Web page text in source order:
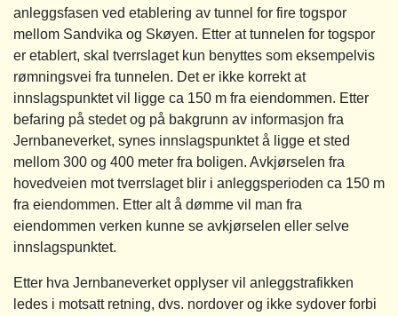
anleggsfasen ved etablering av tunnel for fire togspor
mellom Sandvika og Skøyen. Etter at tunnelen for togspor
er etablert, skal tverrslaget kun benyttes som eksempelvis
rømningsvei fra tunnelen. Det er ikke korrekt at
innslagspunktet vil ligge ca 150 m fra eiendommen. Etter
befaring på stedet og på bakgrunn av informasjon fra
Jernbaneverket, synes innslagspunktet å ligge et sted
mellom 300 og 400 meter fra boligen. Avkjørselen fra
hovedveien mot tverrslaget blir i anleggsperioden ca 150 m
fra eiendommen. Etter alt å dømme vil man fra
eiendommen verken kunne se avkjørselen eller selve
innslagspunktet.
Etter hva Jernbaneverket opplyser vil anleggstrafikken
ledes i motsatt retning, dvs. nordover og ikke sydover forbi